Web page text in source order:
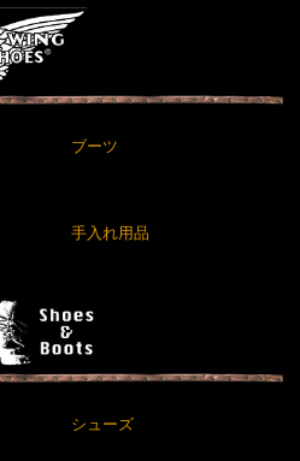
ブーツ
手入れ用品
シューズ